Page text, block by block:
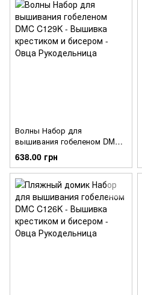
Волны Набор для
вышивания гобеленом DMC
C129K
638.00 грн